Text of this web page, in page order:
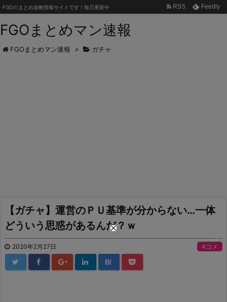
FGOまとめマン速報
FGOのまとめ攻略情報サイトです！毎日更新中 RSS Feedly
FGOまとめマン速報 > ガチャ
【ガチャ】運営のＰＵ基準が分からない…一体
どういう思惑があるんだ？ｗ
2020年2月27日 4コメ
B!